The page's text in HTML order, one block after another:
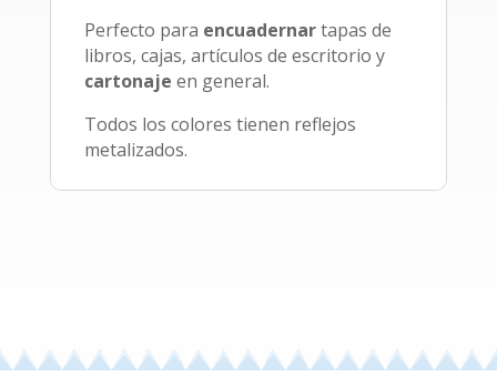
Perfecto para encuadernartapas de
libros, cajas, artículos de escritorio y
cartonaje en general.
Todos los colores tienen reflejos
metalizados.